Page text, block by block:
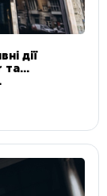
дії
та